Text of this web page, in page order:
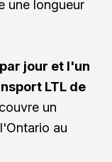
une longueur
jour et l'un
LTL de
un
au